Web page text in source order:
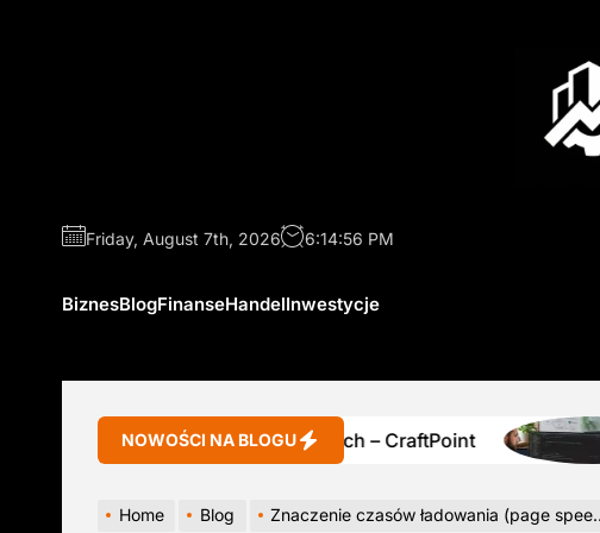
Friday, August 7th, 2026 6:14:57 PM
BiznesBlogFinanseHandelInwestycje
NOWOŚCI NA BLOGU
Zestawy skór naturalnych – CraftPoint
Home Blog Znaczenie czasów ładowania (page speed) dla obrotów w e-sklepie